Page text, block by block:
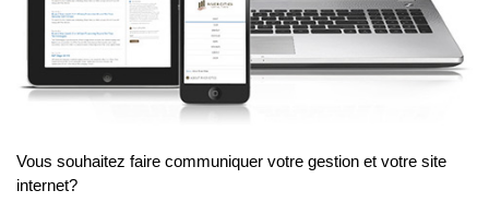
Vous souhaitez faire communiquer votre gestion et votre site
internet?